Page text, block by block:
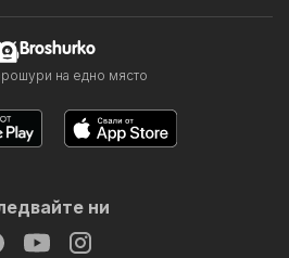
Broshurko
на едно място
ни